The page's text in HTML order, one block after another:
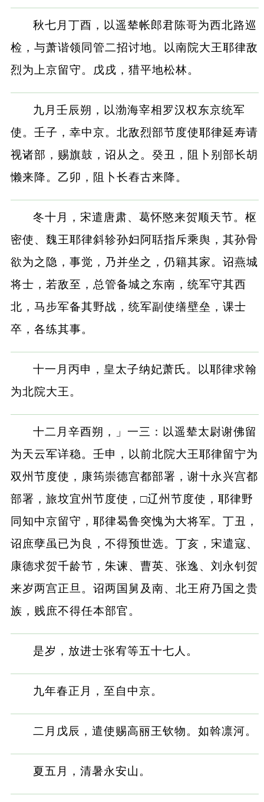
秋七月丁酉，以遥辇帐郎君陈哥为西北路巡
检，与萧谐领同管二招讨地。以南院大王耶律敌
烈为上京留守。戊戌，猎平地松林。
九月壬辰朔，以渤海宰相罗汉权东京统军
使。壬子，幸中京。北敌烈部节度使耶律延寿请
视诸部，赐旗鼓，诏从之。癸丑，阻卜别部长胡
懒来降。乙卯，阻卜长舂古来降。
冬十月，宋遣唐肃、葛怀愍来贺顺天节。枢
密使、魏王耶律斜轸孙妇阿聒指斥乘舆，其孙骨
欲为之隐，事觉，乃并坐之，仍籍其家。诏燕城
将士，若敌至，总管备城之东南，统军守其西
北，马步军备其野战，统军副使缮壁垒，课士
卒，各练其事。
十一月丙申，皇太子纳妃萧氏。以耶律求翰
为北院大王。
十二月辛酉朔，」一三：以遥辇太尉谢佛留
为天云军详稳。壬申，以前北院大王耶律留宁为
双州节度使，康筠崇德宫都部署，谢十永兴宫都
部署，旅坟宜州节度使，□辽州节度使，耶律野
同知中京留守，耶律曷鲁突愧为大将军。丁丑，
诏庶孽虽已为良，不得预世选。丁亥，宋遣寇、
康德求贺千龄节，朱谏、曹英、张逸、刘永钊贺
来岁两宫正旦。诏两国舅及南、北王府乃国之贵
族，贱庶不得任本部官。
是岁，放进士张宥等五十七人。
九年春正月，至自中京。
二月戊辰，遣使赐高丽王钦物。如斡凛河。
夏五月，清暑永安山。